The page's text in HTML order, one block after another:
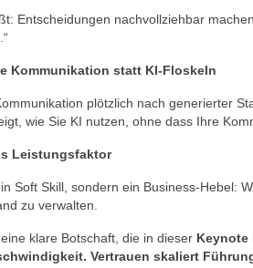
Entscheidungen nachvollziehbar
Kommunikation statt KI-Floskeln
plötzlich nach generierter
wie Sie KI nutzen, ohne dass Ihre
Leistungsfaktor
Soft Skill, sondern ein Business-Hebel:
zu verwalten.
klare Botschaft, die in dieser Keynote
Vertrauen skaliert